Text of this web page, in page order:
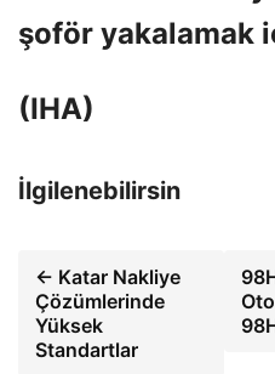
şoför yakalamak
(IHA)
İlgilenebilirsin
← Katar Nakliye
Çözümlerinde
Yüksek
Standartlar